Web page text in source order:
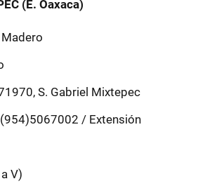
(E. Oaxaca)
S. Gabriel Mixtepec
/ Extensión
V)